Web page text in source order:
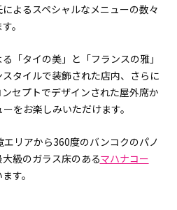
よるスペシャルなメニューの数々
。
「タイの美」と「フランスの雅」
タイルで装飾された店内、さらに
ンセプトでデザインされた屋外席か
をお楽しみいただけます。
リアから360度のバンコクのパノ
級のガラス床のあるマハナコー
す。